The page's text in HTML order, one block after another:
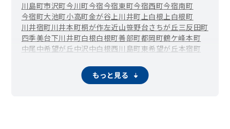
川島町市沢町今川町今宿今宿東町今宿西町今宿南町
今宿町大池町小高町金が谷上川井町上白根上白根町
川井宿町川井本町桐が作左近山笹野台さちが丘三反田町
四季美台下川井町白根白根町善部町都岡町鶴ケ峰本町
中尾中希望が丘中沢中白根西川島町東希望が丘本宿町
もっと見る